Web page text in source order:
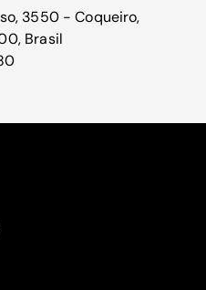
3550 - Coqueiro,
Brasil